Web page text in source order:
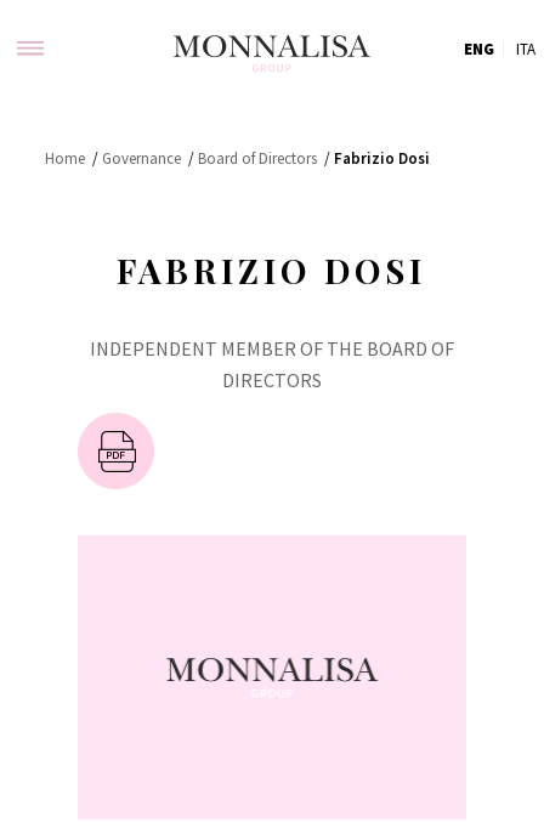
ENG ITA
Home / Governance / Board of Directors / Fabrizio Dosi
FABRIZIO DOSI
INDEPENDENT MEMBER OF THE BOARD OF
DIRECTORS